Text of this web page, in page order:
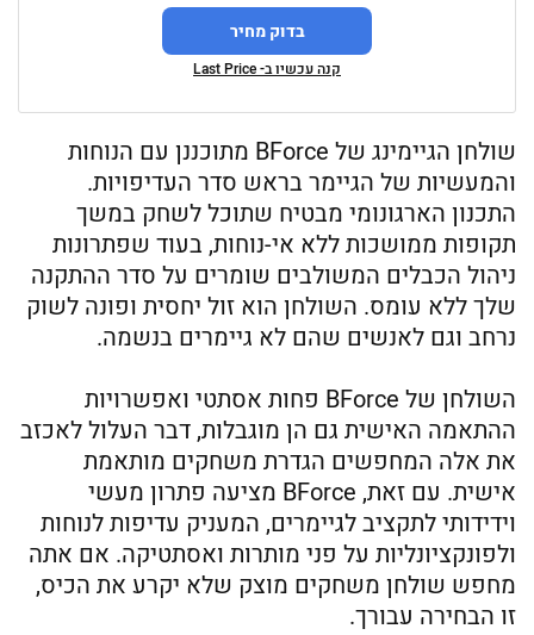
בדוק מחיר
קנה עכשיו ב- Last Price
שולחן הגיימינג של BForce מתוכננן עם הנוחות
והמעשיות של הגיימר בראש סדר העדיפויות.
התכנון הארגונומי מבטיח שתוכל לשחק במשך
תקופות ממושכות ללא אי-נוחות, בעוד שפתרונות
ניהול הכבלים המשולבים שומרים על סדר ההתקנה
שלך ללא עומס. השולחן הוא זול יחסית ופונה לשוק
נרחב וגם לאנשים שהם לא גיימרים בנשמה.
השולחן של BForce פחות אסתטי ואפשרויות
ההתאמה האישית גם הן מוגבלות, דבר העלול לאכזב
את אלה המחפשים הגדרת משחקים מותאמת
אישית. עם זאת, BForce מציעה פתרון מעשי
וידידותי לתקציב לגיימרים, המעניק עדיפות לנוחות
ולפונקציונליות על פני מותרות ואסתטיקה. אם אתה
מחפש שולחן משחקים מוצק שלא יקרע את הכיס,
זו הבחירה עבורך.